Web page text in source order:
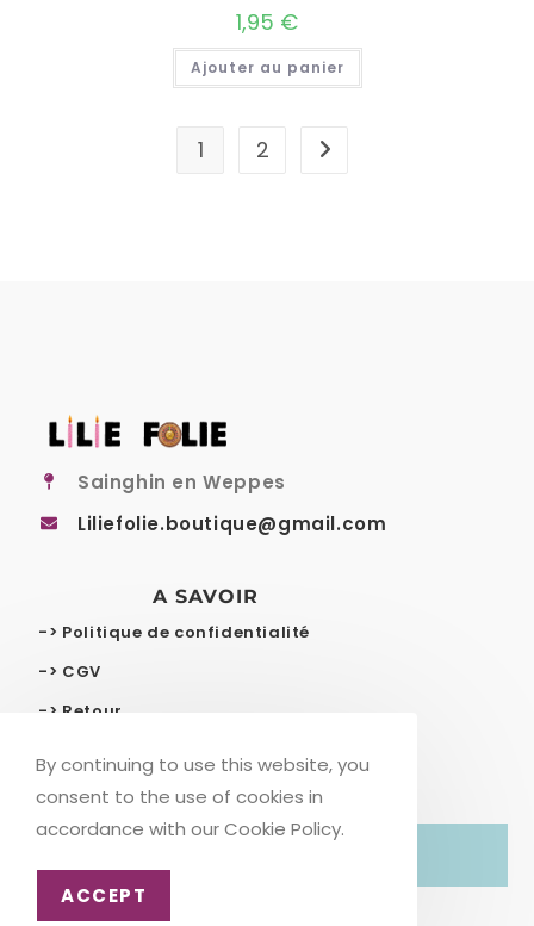
1,95 €
Ajouter au panier
1 2
Sainghin en Weppes
Liliefolie.boutique@gmail.com
A SAVOIR
-> Politique de confidentialité
-> CGV
-> Retour
By continuing to use this website, you
consent to the use of cookies in
accordance with our Cookie Policy.
ACCEPT